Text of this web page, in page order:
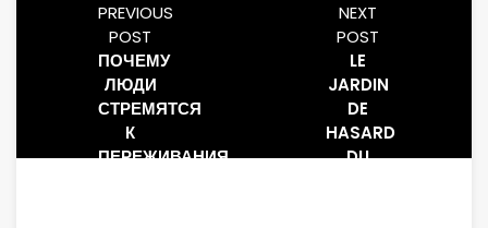
PREVIOUS
POST
ПОЧЕМУ
ЛЮДИ
СТРЕМЯТСЯ
К
ПЕРЕЖИВАНИЯ,
NEXT
POST
LE
JARDIN
DE
HASARD
DU